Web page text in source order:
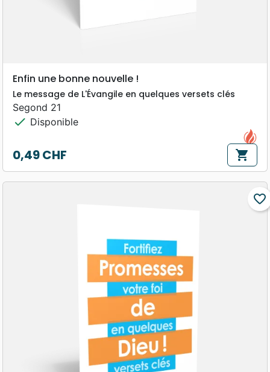
Enfin une bonne nouvelle !
Le message de L'Évangile en quelques versets clés
Segond 21
check Disponible
Prix
0,49 CHF shopping_cart
favorite_border